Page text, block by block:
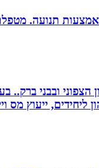
תנועה.
הצפוני ובבני
ליחידים, ייעוץ